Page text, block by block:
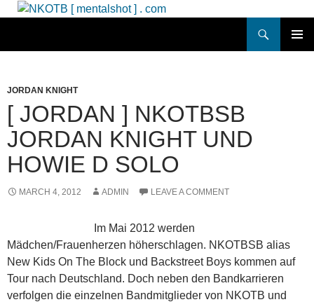
Skip
JORDAN KNIGHT
[ JORDAN ] NKOTBSB
JORDAN KNIGHT UND
HOWIE D SOLO
MARCH 4, 2012 ADMIN LEAVE A COMMENT
Im Mai 2012 werden
Mädchen/Frauenherzen höherschlagen. NKOTBSB alias
New Kids On The Block und Backstreet Boys kommen auf
Tour nach Deutschland. Doch neben den Bandkarrieren
verfolgen die einzelnen Bandmitglieder von NKOTB und